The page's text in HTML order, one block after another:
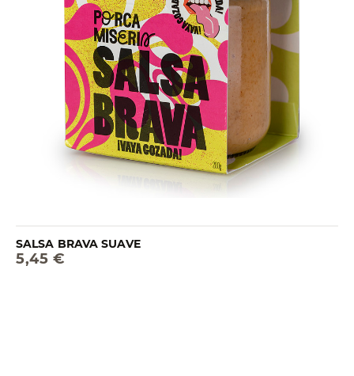
SALSA BRAVA SUAVE
5,45 €